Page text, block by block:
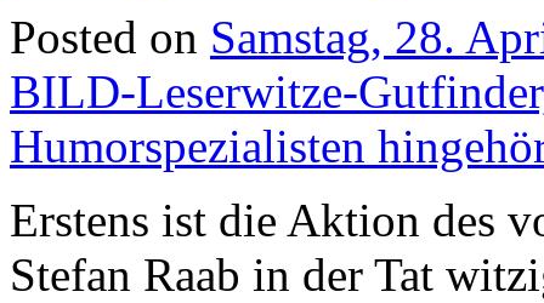
Posted on Samstag, 28.
BILD-Leserwitze-
Humorspezialisten
Erstens ist die Aktion des
Stefan Raab in der Tat